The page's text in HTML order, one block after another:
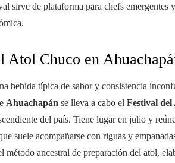
sirve de plataforma para chefs
Atol Chuco en
bebida típica de sabor y consistencia
Ahuachapán se lleva a cabo el Festival
del país. Tiene lugar en julio y
suele acompañarse con riguas y
método ancestral de preparación del atol,